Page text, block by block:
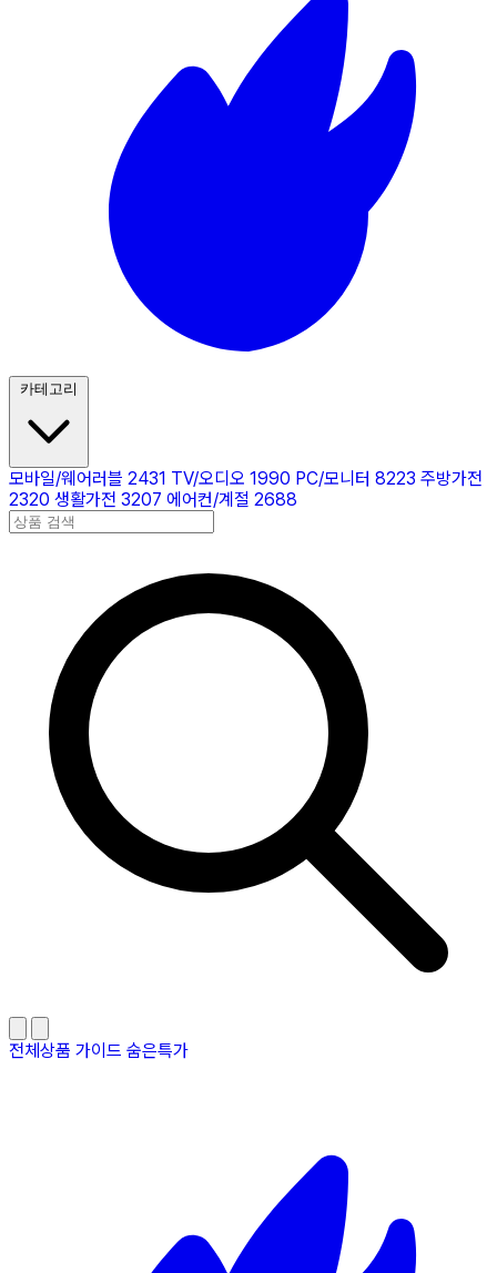
카테고리
모바일/웨어러블 2431 TV/오디오 1990 PC/모니터 8223 주방가전
2320 생활가전 3207 에어컨/계절 2688
전체상품 가이드 숨은특가